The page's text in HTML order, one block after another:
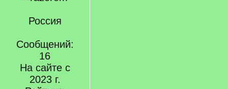
Россия
Сообщений:
16
На сайте с
2023 г.